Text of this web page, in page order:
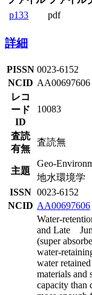
p133
pdf
詳細
PISSN 0023-6152
NCID AA00697606
レコ
ード
ID
10083
査読
有無
査読無
主題
Geo-
地水環境学
ISSN 0023-6152
NCID AA00697606
Water-
and Late
(super
water-
water
materials and
capacity than